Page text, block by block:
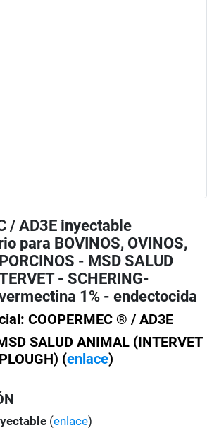
/ AD3E inyectable
para BOVINOS, OVINOS,
- MSD SALUD
- SCHERING-
1% - endectocida
COOPERMEC ® / AD3E
SALUD ANIMAL (INTERVET
(enlace)
(enlace)